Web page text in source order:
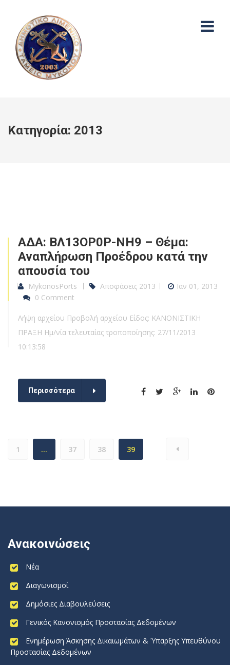
Κατηγορία: 2013
ΑΔΑ: ΒΛ13ΟΡ0Ρ-ΝΗ9 – Θέμα:
Αναπλήρωση Προέδρου κατά την
απουσία του
MykonosPorts Αποφάσεις 2013
Ιαν 01, 2013
0 Comment
Λήψη αρχείου Προβολή αρχείου Είδος: ΚΑΝΟΝΙΣΤΙΚΗ
ΠΡΑΞΗ Ημ/νία τελευταίας τροποποίησης: 27/11/2013
10:13:58
Περισσότερα
1 … 37 38 39
Ανακοινώσεις
Νέα
Διαγωνισμοί
Δημόσιες Διαβουλεύσεις
Γενικός Κανονισμός Προστασίας Δεδομένων
Ενημέρωση Άσκησης Δικαιωμάτων & Ύπαρξης Υπευθύνου
Προστασίας Δεδομένων